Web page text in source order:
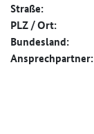
Straße:
PLZ / Ort:
Bundesland:
Ansprechpartner: